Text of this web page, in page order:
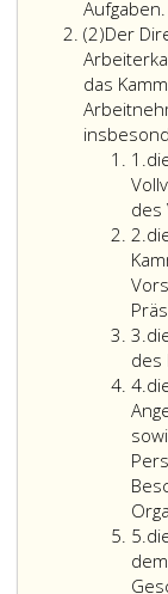
Aufgaben.
(2)Absatz
2
Der
das
1.
des
2.
2
3.
3
des
4.
4
5.
5